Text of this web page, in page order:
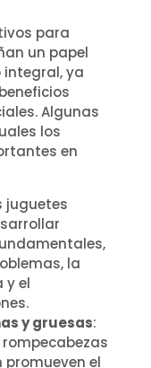
para
un papel
ya
Algunas
los
en
juguetes
la
y el
y gruesas:
el